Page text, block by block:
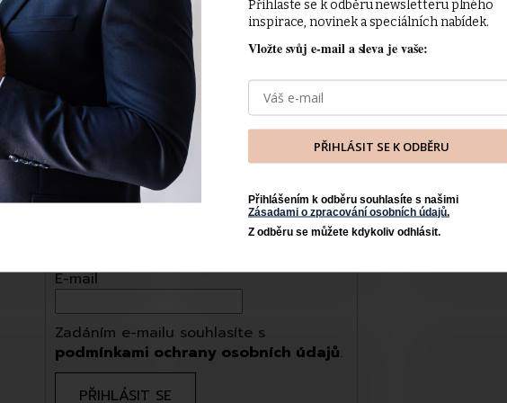
roku 1992 © FERATT fashion s.r.o. - všechna
práva vyhrazena.
Doprava a platba
Vrácení a
Odebírat newsletter
Vložte svůj e-mail a my vám budeme zasílat
informace o nových produktech na našem
E-mail
Zadáním e-mailu souhlasíte s
podmínkami ochrany osobních údajů.
PŘIHLÁSIT SE
Sledujte
Přihlaste se k odběru newsletteru plného
inspirace, novinek a speciálních nabídek.
Vložte svůj e-mail a sleva je vaše:
PŘIHLÁSIT SE K ODBĚRU
Přihlášením k odběru souhlasíte s našimi
Zásadami o zpracování osobních údajů.
Z odběru se můžete kdykoliv odhlásit.